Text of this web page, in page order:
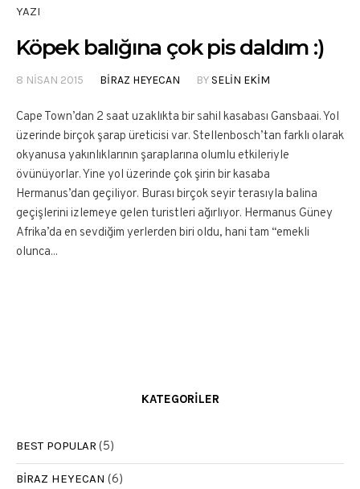
YAZI
Köpek balığına çok pis daldım :)
8 NISAN 2015 BIRAZ HEYECAN BY SELIN EKIM
Cape Town’dan 2 saat uzaklıkta bir sahil kasabası Gansbaai. Yol
üzerinde birçok şarap üreticisi var. Stellenbosch’tan farklı olarak
okyanusa yakınlıklarının şaraplarına olumlu etkileriyle
övünüyorlar. Yine yol üzerinde çok şirin bir kasaba
Hermanus’dan geçiliyor. Burası birçok seyir terasıyla balina
geçişlerini izlemeye gelen turistleri ağırlıyor. Hermanus Güney
Afrika’da en sevdiğim yerlerden biri oldu, hani tam “emekli
olunca...
KATEGORILER
BEST POPULAR (5)
BIRAZ HEYECAN (6)